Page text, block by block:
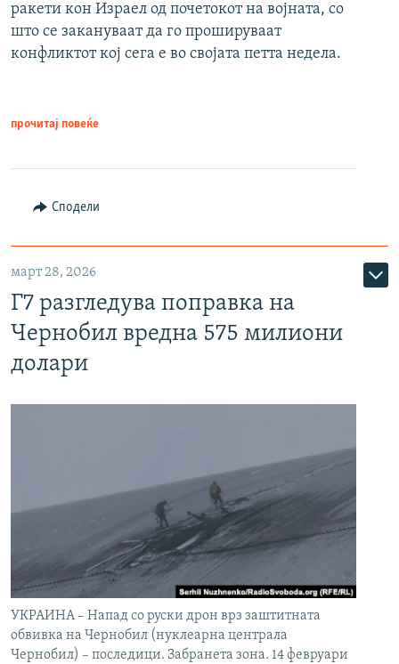
ракети кон Израел од почетокот на војната, со
што се закануваат да го прошируваат
конфликтот кој сега е во својата петта недела.
прочитај повеќе
Сподели
март 28, 2026
Г7 разгледува поправка на
Чернобил вредна 575 милиони
долари
УКРАИНА – Напад со руски дрон врз заштитната
обвивка на Чернобил (нуклеарна централа
Чернобил) – последици. Забранета зона. 14 февруари